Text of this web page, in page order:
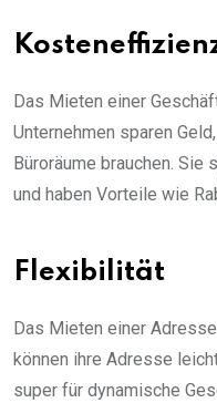
Das Mieten einer
Unternehmen sparen
Büroräume brauchen.
und haben Vorteile wie
Flexibilität
Das Mieten einer
können ihre Adresse
super für dynamische